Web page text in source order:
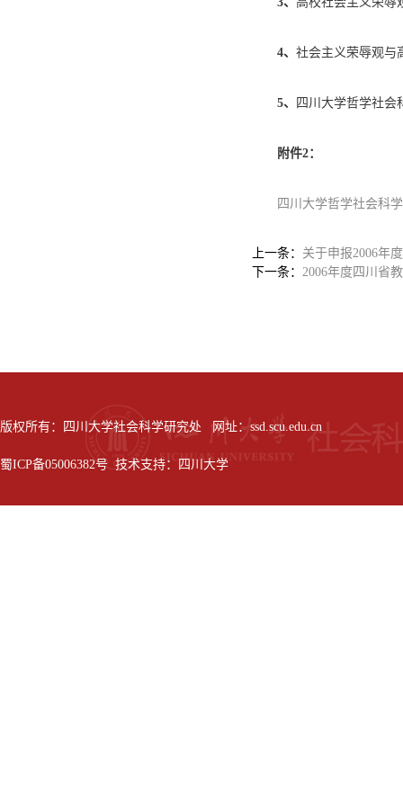
4、 社会主义荣辱观与
5、 四川大学哲学社会
附件2：
四川大学哲学社会科
上一条： 关于申报2006年
下一条： 2006年度四川省
版权所有：四川大学社会科学研究处 网址：ssd.scu.edu.cn
蜀ICP备05006382号 技术支持：四川大学